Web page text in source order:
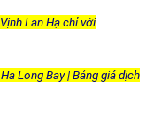
Lan Hạ chỉ với
Long Bay | Bảng giá dịch